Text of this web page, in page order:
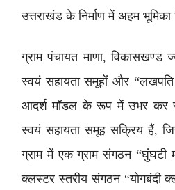
उत्तराखंड के निर्माण में अहम भूमिका
ग्राम पंचायत माणा, विकासखण्ड
स्वयं सहायता समूहों और
आदर्श मॉडल के रूप में उभर कर
स्वयं सहायता समूह सक्रिय हैं,
ग्राम में एक ग्राम संगठन “घुंघटी
क्लस्टर स्तरीय संगठन “योगबंदी